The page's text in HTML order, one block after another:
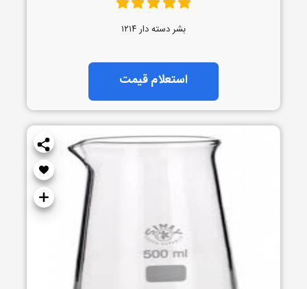
بشر دسته دار ۱۲۱۴
استعلام قیمت